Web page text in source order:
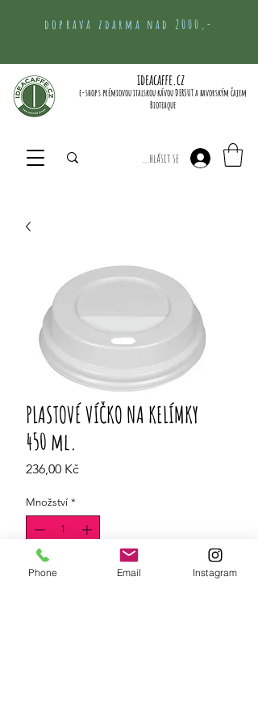
doprava zdarma nad 2000,-
e-shop s prémiovou italskou kávou DERSUT a bavorským čajem
Bioteaque
Přihlásit se
ideacaffe.cz
PLASTOVÉ VÍČKO NA KELÍMKY
450 ml.
236,00 KčCena
Množství *
Do košíku
Phone Email Instagram